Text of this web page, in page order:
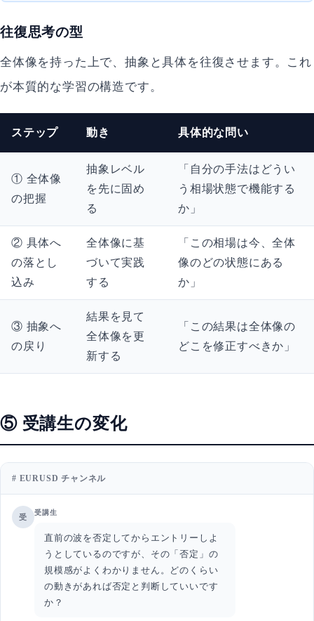
往復思考の型
全体像を持った上で、抽象と具体を往復させます。これ
が本質的な学習の構造です。
ステップ 動き 具体的な問い
① 全体像
の把握
抽象レベル
を先に固め
る
「自分の手法はどうい
う相場状態で機能する
か」
② 具体へ
の落とし
込み
全体像に基
づいて実践
する
「この相場は今、全体
像のどの状態にある
か」
③ 抽象へ
の戻り
結果を見て
全体像を更
新する
「この結果は全体像の
どこを修正すべきか」
⑤ 受講生の変化
# EURUSD チャンネル
受
受講生
直前の波を否定してからエントリーしよ
うとしているのですが、その「否定」の
規模感がよくわかりません。どのくらい
の動きがあれば否定と判断していいです
か？